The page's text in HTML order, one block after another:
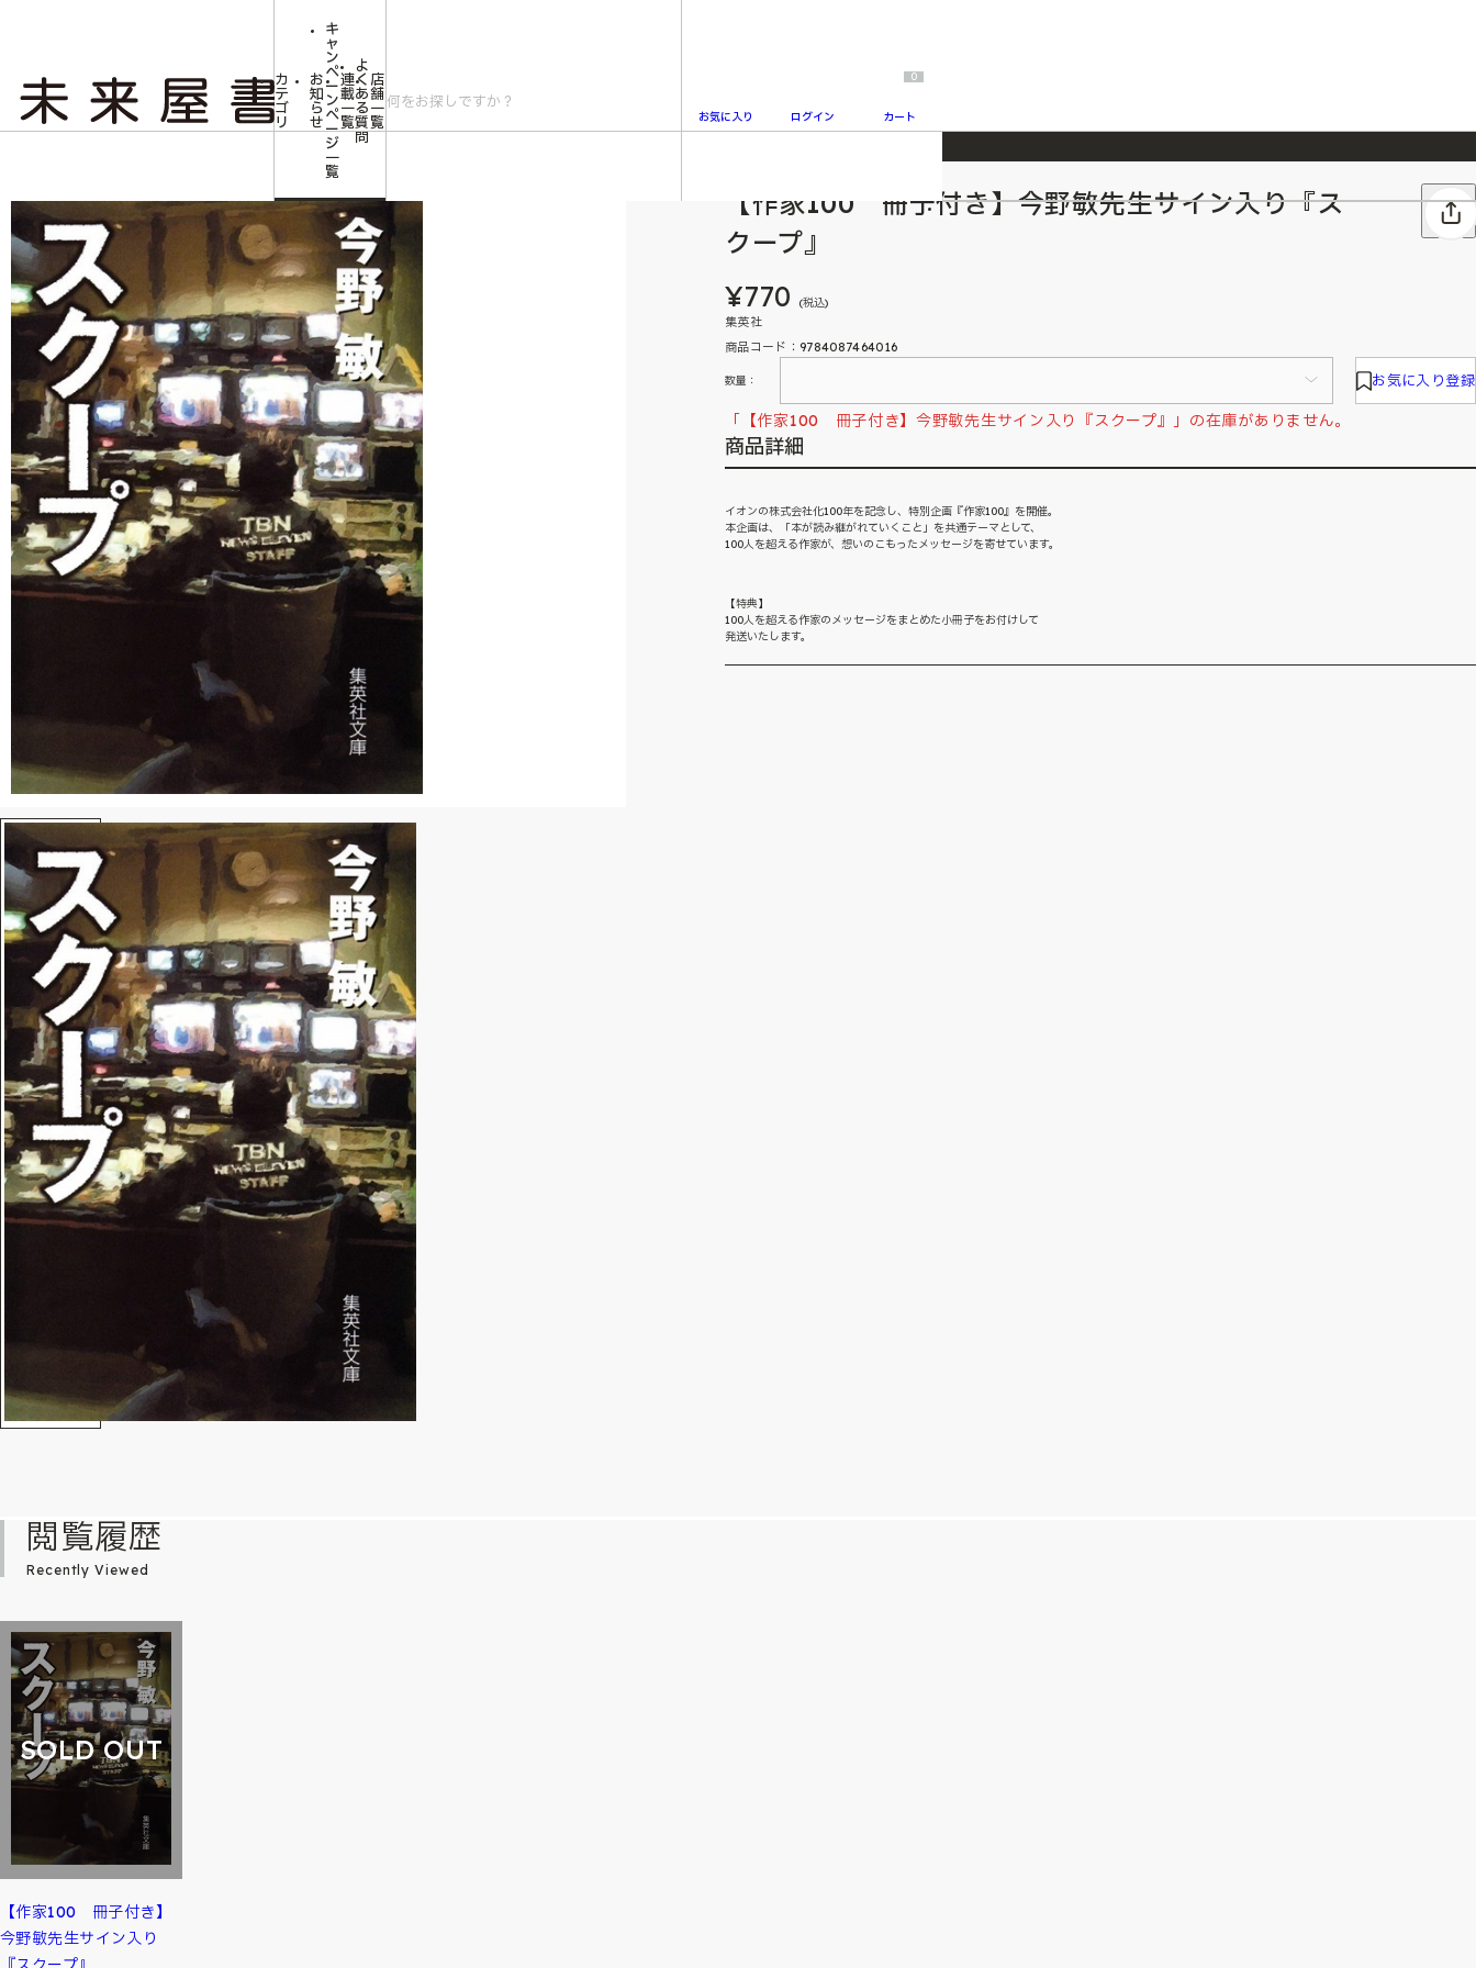
2026/7/23 『ONE PIECE magazine 021 ONE PIECEカード付き同梱版』発売延期のご案内
カ
テ
ゴ
リ
お
知
ら
せ
キ
ャ
ン
ペ
ー
ン
ペ
ー
ジ
一
覧
連
載
一
覧
よ
く
あ
る
質
問
店
舗
一
覧
お気に入り ログイン
0
カート
【作家100 冊子付き】今野敏先生サイン入り『スクープ』
【作家100 冊子付き】今野敏先生サイン入り『ス
クープ』
¥770 (税込)
集英社
商品コード：9784087464016
数量： お気に入り登録
「【作家100 冊子付き】今野敏先生サイン入り『スクープ』」の在庫がありません。
商品詳細
イオンの株式会社化100年を記念し、特別企画『作家100』を開催。
本企画は、「本が読み継がれていくこと」を共通テーマとして、
100人を超える作家が、想いのこもったメッセージを寄せています。
【特典】
100人を超える作家のメッセージをまとめた小冊子をお付けして
発送いたします。
閲覧履歴
Recently Viewed
SOLD OUT
【作家100 冊子付き】
今野敏先生サイン入り